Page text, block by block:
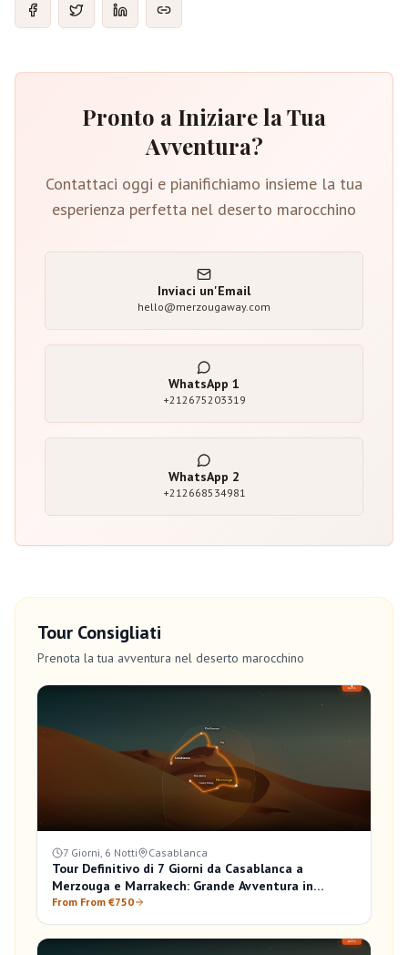
Pronto a Iniziare la Tua
Avventura?
Contattaci oggi e pianifichiamo insieme la tua
esperienza perfetta nel deserto marocchino
Inviaci un'Email
hello@merzougaway.com
WhatsApp 1
+212675203319
WhatsApp 2
+212668534981
Tour Consigliati
Prenota la tua avventura nel deserto marocchino
7 Giorni, 6 Notti Casablanca
Tour Definitivo di 7 Giorni da Casablanca a
Merzouga e Marrakech: Grande Avventura in
Marocco
From From €750